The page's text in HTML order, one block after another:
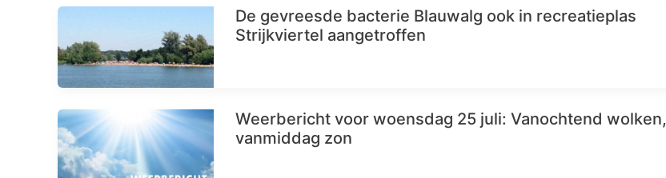
De gevreesde bacterie Blauwalg ook in recreatieplas
Strijkviertel aangetroffen
Weerbericht voor woensdag 25 juli: Vanochtend wolken,
vanmiddag zon